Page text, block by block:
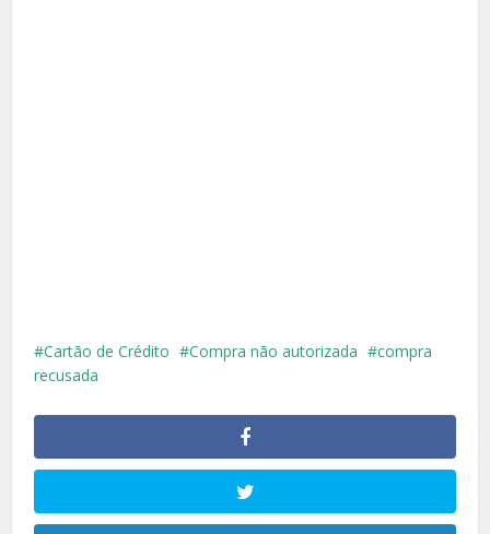
Cartão de Crédito Compra não autorizada
compra
recusada